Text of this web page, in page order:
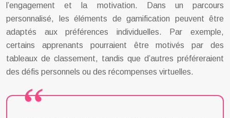
l’engagement et la motivation. Dans un parcours
personnalisé, les éléments de gamification peuvent être
adaptés aux préférences individuelles. Par exemple,
certains apprenants pourraient être motivés par des
tableaux de classement, tandis que d’autres préféreraient
des défis personnels ou des récompenses virtuelles.